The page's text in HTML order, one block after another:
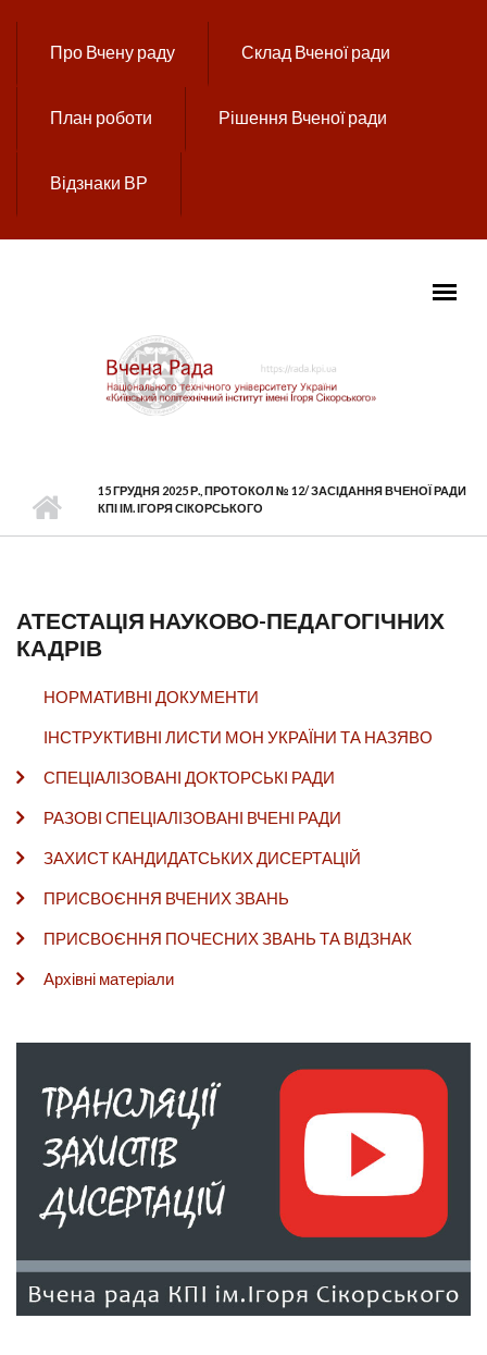
Про Вчену раду Склад Вченої ради
План роботи Рішення Вченої ради
Відзнаки ВР
15 ГРУДНЯ 2025 Р., ПРОТОКОЛ № 12/ ЗАСІДАННЯ ВЧЕНОЇ РАДИ
КПІ ІМ. ІГОРЯ СІКОРСЬКОГО
АТЕСТАЦІЯ НАУКОВО-ПЕДАГОГІЧНИХ
КАДРІВ
НОРМАТИВНІ ДОКУМЕНТИ
ІНСТРУКТИВНІ ЛИСТИ МОН УКРАЇНИ ТА НАЗЯВО
СПЕЦІАЛІЗОВАНІ ДОКТОРСЬКІ РАДИ
РАЗОВІ СПЕЦІАЛІЗОВАНІ ВЧЕНІ РАДИ
ЗАХИСТ КАНДИДАТСЬКИХ ДИСЕРТАЦІЙ
ПРИСВОЄННЯ ВЧЕНИХ ЗВАНЬ
ПРИСВОЄННЯ ПОЧЕСНИХ ЗВАНЬ ТА ВІДЗНАК
Архівні матеріали